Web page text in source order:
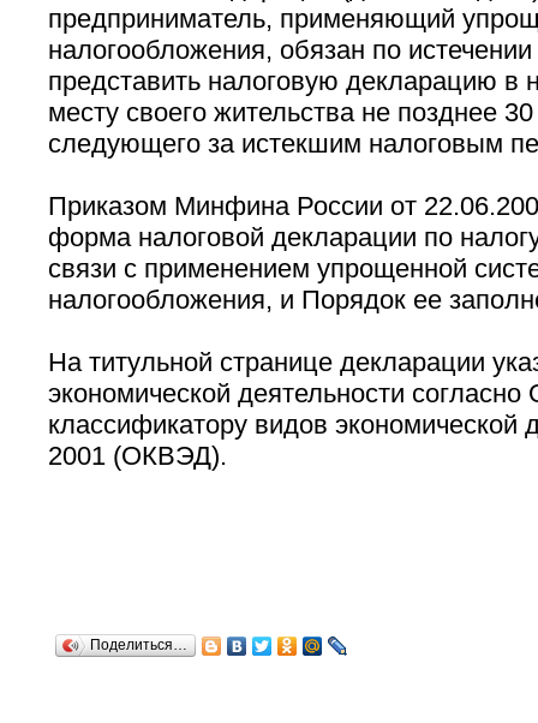
предприниматель, применяющий
налогообложения, обязан по
представить налоговую декларацию в
месту своего жительства не позднее
следующего за истекшим налоговым
Приказом Минфина России от
форма налоговой декларации по
связи с применением упрощенной
налогообложения, и Порядок ее
На титульной странице декларации
экономической деятельности
классификатору видов экономической
2001 (ОКВЭД).
Поделиться…